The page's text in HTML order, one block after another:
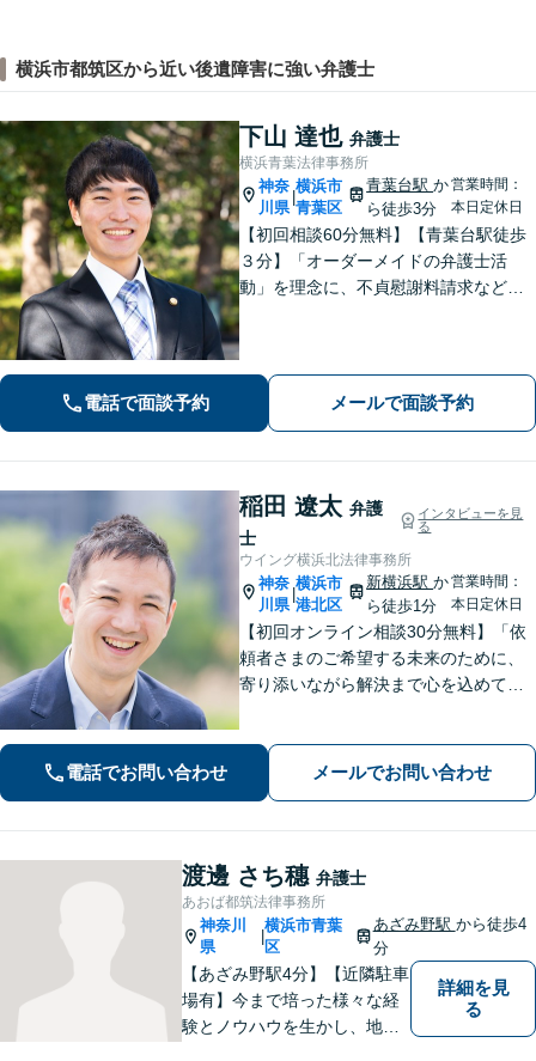
横浜市都筑区から近い後遺障害に強い弁護士
下山 達也 弁護士
横浜青葉法律事務所
神奈
川県
横浜市
青葉区
青葉台駅か
ら徒歩3分
営業時間：
本日定休日
【初回相談60分無料】【青葉台駅徒歩
３分】「オーダーメイドの弁護士活
動」を理念に、不貞慰謝料請求などの
債務整理は何度でも相談無料【夜間・
土日相談可】
電話で面談予約 メールで面談予約
稲田 遼太 弁護
士
インタビューを見
る
ウイング横浜北法律事務所
神奈
川県
横浜市
港北区
新横浜駅か
ら徒歩1分
営業時間：
本日定休日
【初回オンライン相談30分無料】「依
頼者さまのご希望する未来のために、
寄り添いながら解決まで心を込めて対
停など離婚問題／相続・遺言も対応
【新横浜1分】
電話でお問い合わせ メールでお問い合わせ
渡邊 さち穗 弁護士
あおば都筑法律事務所
神奈川
県
横浜市青葉
区
あざみ野駅 から徒歩4
分
【あざみ野駅4分】【近隣駐車
場有】今まで培った様々な経
験とノウハウを生かし、地域
詳細を見
る